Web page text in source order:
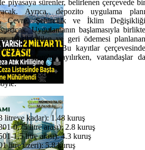
piyasaya sürenler, belirlenen çerçevede
Ayrıca, depozito uygulama
Çevre, Şehircilik ve İklim
Uygulamanın başlamasıyla
tahsil edilen ve geri ödemesi
tutacak. Bu kayıtlar
borçlu sayılırken, vatandaşlar
litreye kadar): 1.48 kuruş
0,75 litre arası): 2.8 kuruş
1,5 litre arası): 4.3 kuruş
litre üzeri): 5.8 kuruş